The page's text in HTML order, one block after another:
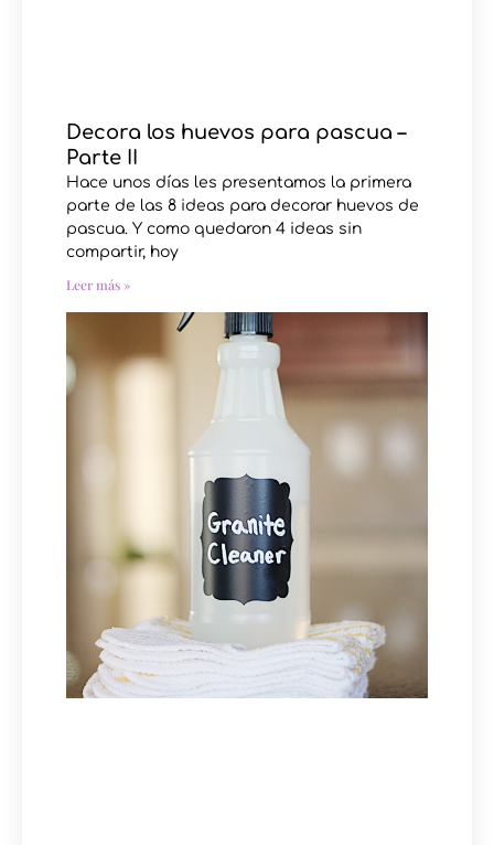
Decora los huevos para pascua –
Parte II
Hace unos días les presentamos la primera
parte de las 8 ideas para decorar huevos de
pascua. Y como quedaron 4 ideas sin
compartir, hoy
Leer más »